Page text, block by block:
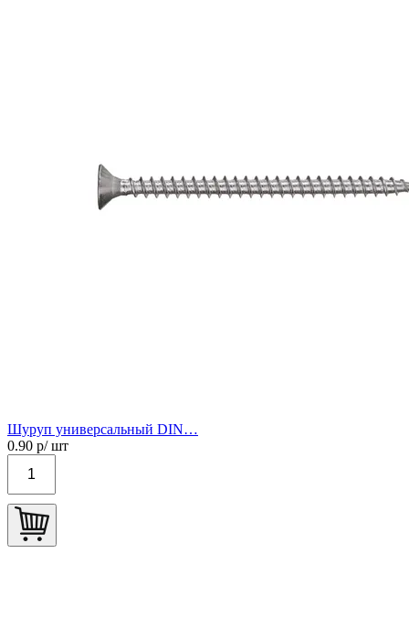
Шуруп универсальный DIN…
0.90 р/ шт